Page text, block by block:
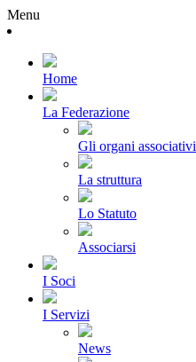
Menu
Home
La Federazione
Gli organi associativi
La struttura
Lo Statuto
Associarsi
I Soci
I Servizi
News